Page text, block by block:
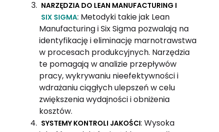
NARZĘDZIA DO LEAN MANUFACTURING I
SIX SIGMA: Metodyki takie jak Lean
Manufacturing i Six Sigma pozwalają na
identyfikację i eliminację marnotrawstwa
w procesach produkcyjnych. Narzędzia
te pomagają w analizie przepływów
pracy, wykrywaniu nieefektywności i
wdrażaniu ciągłych ulepszeń w celu
zwiększenia wydajności i obniżenia
kosztów.
SYSTEMY KONTROLI JAKOŚCI: Wysoka